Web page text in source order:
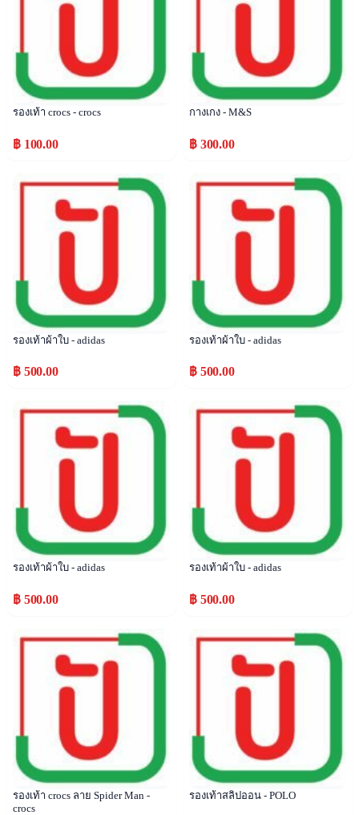
รองเท้า crocs - crocs
฿ 100.00
กางเกง - M&S
฿ 300.00
Popular
รองเท้าผ้าใบ - adidas
฿ 500.00
Popular
รองเท้าผ้าใบ - adidas
฿ 500.00
Popular
รองเท้าผ้าใบ - adidas
฿ 500.00
Popular
รองเท้าผ้าใบ - adidas
฿ 500.00
Popular
รองเท้า crocs ลาย Spider Man -
crocs
Popular
รองเท้าสลิปออน - POLO